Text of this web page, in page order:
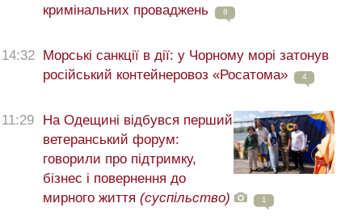
кримінальних проваджень
8
14:32
Морські санкції в дії: у Чорному морі затонув
російський контейнеровоз «Росатома»
4
11:29
На Одещині відбувся перший
ветеранський форум:
говорили про підтримку,
бізнес і повернення до
мирного життя (суспільство) 1